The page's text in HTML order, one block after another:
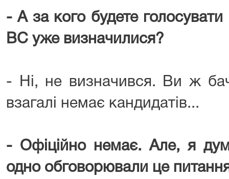
- А за кого будете
ВС уже визначилися?
- Ні, не визначився. Ви ж
взагалі немає кандидатів...
- Офіційно немає. Але, я
одно обговорювали це